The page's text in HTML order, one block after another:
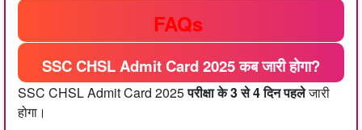
FAQs
SSC CHSL Admit Card 2025 कब जारी होगा?
SSC CHSL Admit Card 2025परीक्षा के 3 से 4 दिन पहलेजारी
होगा।